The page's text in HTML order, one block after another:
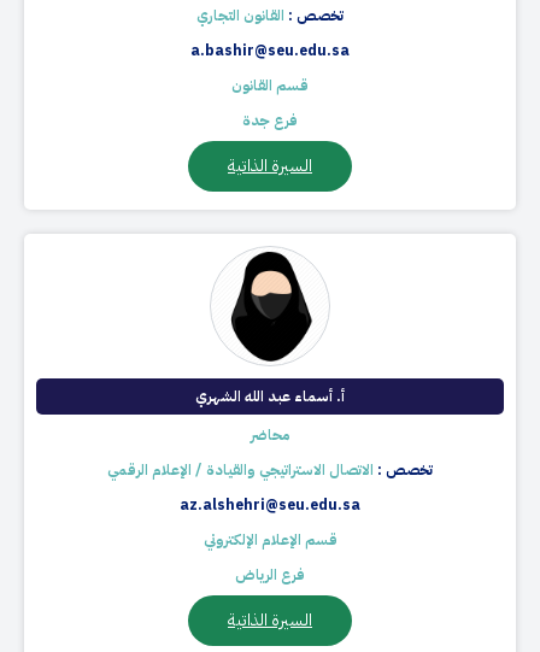
تخصص : القانون التجاري
a.bashir@seu.edu.sa
قسم القانون
فرع جدة
السيرة الذاتية
أ. أسماء عبد الله الشهري
محاضر
تخصص : الاتصال الاستراتيجي والقيادة / الإعلام الرقمي
az.alshehri@seu.edu.sa
قسم الإعلام الإلكتروني
فرع الرياض
السيرة الذاتية